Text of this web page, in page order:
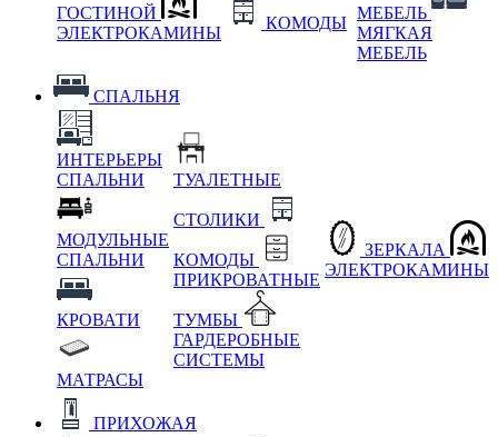
ГОСТИНОЙ
ЭЛЕКТРОКАМИНЫ
КОМОДЫ
МЕБЕЛЬ
МЯГКАЯ
МЕБЕЛЬ
СПАЛЬНЯ
ИНТЕРЬЕРЫ
СПАЛЬНИ
МОДУЛЬНЫЕ
СПАЛЬНИ
КРОВАТИ
МАТРАСЫ
ТУАЛЕТНЫЕ
СТОЛИКИ
КОМОДЫ
ПРИКРОВАТНЫЕ
ТУМБЫ
ГАРДЕРОБНЫЕ
СИСТЕМЫ
ЗЕРКАЛА
ЭЛЕКТРОКАМИНЫ
ПРИХОЖАЯ